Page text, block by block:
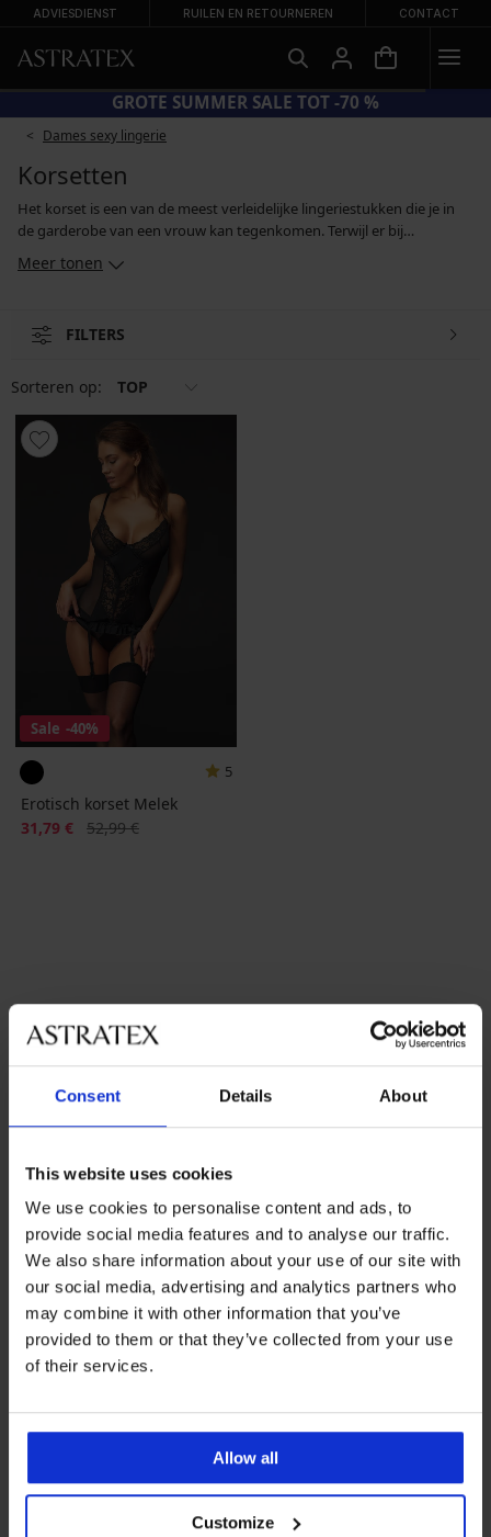
Consent Details About
This website uses cookies
We use cookies to personalise content and ads, to
provide social media features and to analyse our traffic.
We also share information about your use of our site with
our social media, advertising and analytics partners who
may combine it with other information that you’ve
provided to them or that they’ve collected from your use
of their services.
Allow all
Customize
ADVIESDIENST RUILEN EN RETOURNEREN CONTACT
GROTE SUMMER SALE TOT -70 %
Dames sexy lingerie
Korsetten
Het korset is een van de meest verleidelijke lingeriestukken die je in
de garderobe van een vrouw kan tegenkomen. Terwijl er bij
korsetten ontworpen om het vrouwelijk lichaam te respecteren, het
kousenbanden, maar ook corrigerende modellen die de taille
zandlopervorm.
Meer tonen
FILTERS
Sorteren op: TOP
Sale -40%
5
Erotisch korset Melek
Korting
31,79 € Oorspronkelijke prijs
52,99 €
Populairste merken
Avanua
Meest gekochte kleuren
Meest gekochte maten
5% van de aankoop Kopen zonder risico
Klantenservice
Op werkdagen van 8.00 tot 16.00 uur